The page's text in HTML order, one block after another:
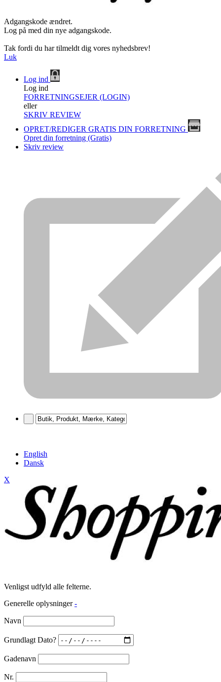
Adgangskode ændret.
Log på med din nye adgangskode.
Tak fordi du har tilmeldt dig vores nyhedsbrev!
Luk
Log ind
Log ind
FORRETNINGSEJER (LOGIN)
eller
SKRIV REVIEW
OPRET/REDIGER GRATIS DIN FORRETNING
Opret din forretning (Gratis)
Skriv review
English
Dansk
X
Venligst udfyld alle felterne.
Generelle oplysninger -
Navn
Grundlagt Dato?
Gadenavn
Nr.